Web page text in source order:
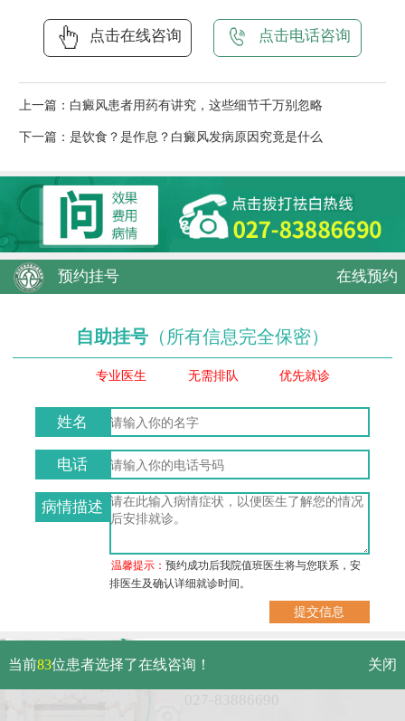
点击在线咨询 点击电话咨询
上一篇： 白癜风患者用药有讲究，这些细节千万别忽略
下一篇： 是饮食？是作息？白癜风发病原因究竟是什么
预约挂号 在线预约
自助挂号 （所有信息完全保密）
专业医生 无需排队 优先就诊
姓名
电话
病情描述
温馨提示：预约成功后我院值班医生将与您联系，安
排医生及确认详细就诊时间。
武汉市硚口区解放大道479号
免费电话：
当前83位患者选择了在线咨询！ 关闭